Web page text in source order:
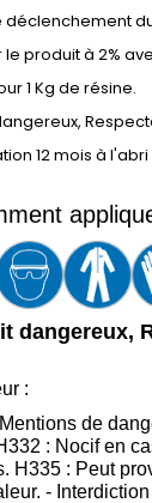
déclenchement
produit à 2%
1 Kg de résine.
12 mois à
dangereux,
:
Mentions de
: Nocif en
H335 : Peut
-